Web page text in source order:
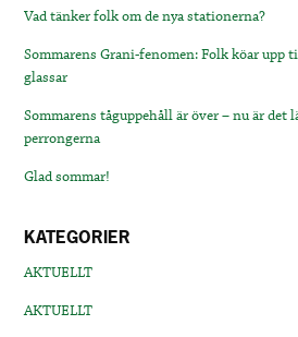
Vad tänker folk om de nya stationerna?
Sommarens Grani-fenomen: Folk köar
glassar
Sommarens tåguppehåll är över – nu är
perrongerna
Glad sommar!
KATEGORIER
AKTUELLT
AKTUELLT